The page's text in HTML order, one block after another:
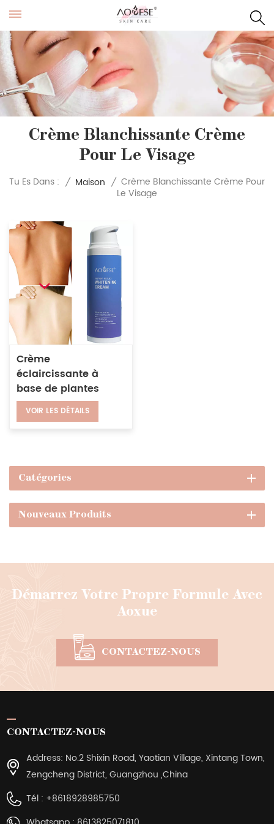
Crème Blanchissante Crème
Pour Le Visage
Tu Es Dans : / Maison / Crème Blanchissante Crème Pour
Le Visage
Crème
éclaircissante à
base de plantes
naturelles,
ingrédients de
le visage, les
aisselles et le corps
VOIR LES DÉTAILS
Catégories
Nouveaux Produits
Démarrez Votre Propre Formule Avec
Aoxue
CONTACTEZ-NOUS
CONTACTEZ-NOUS
Address: No.2 Shixin Road, Yaotian Village, Xintang Town,
Zengcheng District, Guangzhou ,China
Tél : +8618928985750